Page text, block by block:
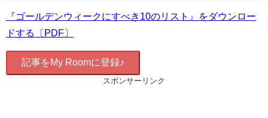
『ゴールデンウィークにすべき10のリスト』をダウンロー
ドする〔PDF〕
記事をMy Roomに登録♪
スポンサーリンク